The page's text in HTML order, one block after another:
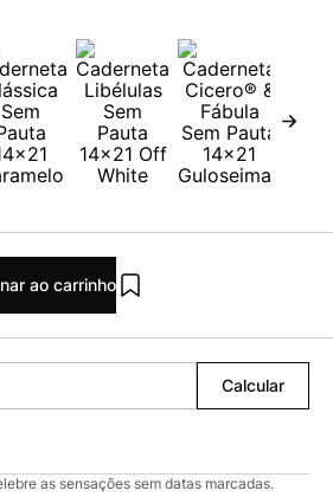
ao carrinho
as sensações sem datas marcadas.